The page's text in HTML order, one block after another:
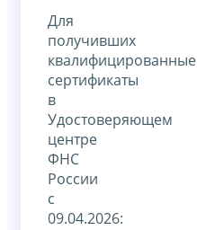
Для
получивших
квалифицированные
сертификаты
в
Удостоверяющем
центре
ФНС
России
с
09.04.2026: